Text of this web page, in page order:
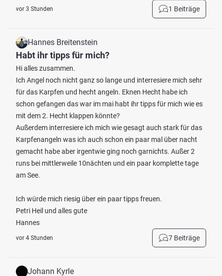
vor 3 Stunden 1 Beiträge
Hannes Breitenstein
Habt ihr tipps für mich?
Hi alles zusammen.
Ich Angel noch nicht ganz so lange und interresiere mich sehr
für das Karpfen und hecht angeln. Eknen Hecht habe ich
schon gefangen das war im mai habt ihr tipps für mich wie es
mit dem 2. Hecht klappen könnte?
Außerdem interresiere ich mich wie gesagt auch stark für das
Karpfenangeln was ich auch schon ein paar mal über nacht
gemacht habe aber irgentwie ging noch garnichts. Außer 2
runs bei mittlerweile 10nächten und ein paar komplette tage
am See.
Ich würde mich riesig über ein paar tipps freuen.
Petri Heil und alles gute
Hannes
vor 4 Stunden 7 Beiträge
Johann Kyrle